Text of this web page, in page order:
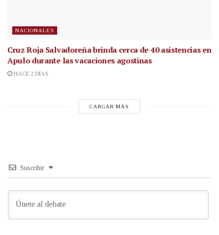
NACIONALES
Cruz Roja Salvadoreña brinda cerca de 40 asistencias en
Apulo durante las vacaciones agostinas
HACE 2 DÍAS
CARGAR MÁS
Suscribir